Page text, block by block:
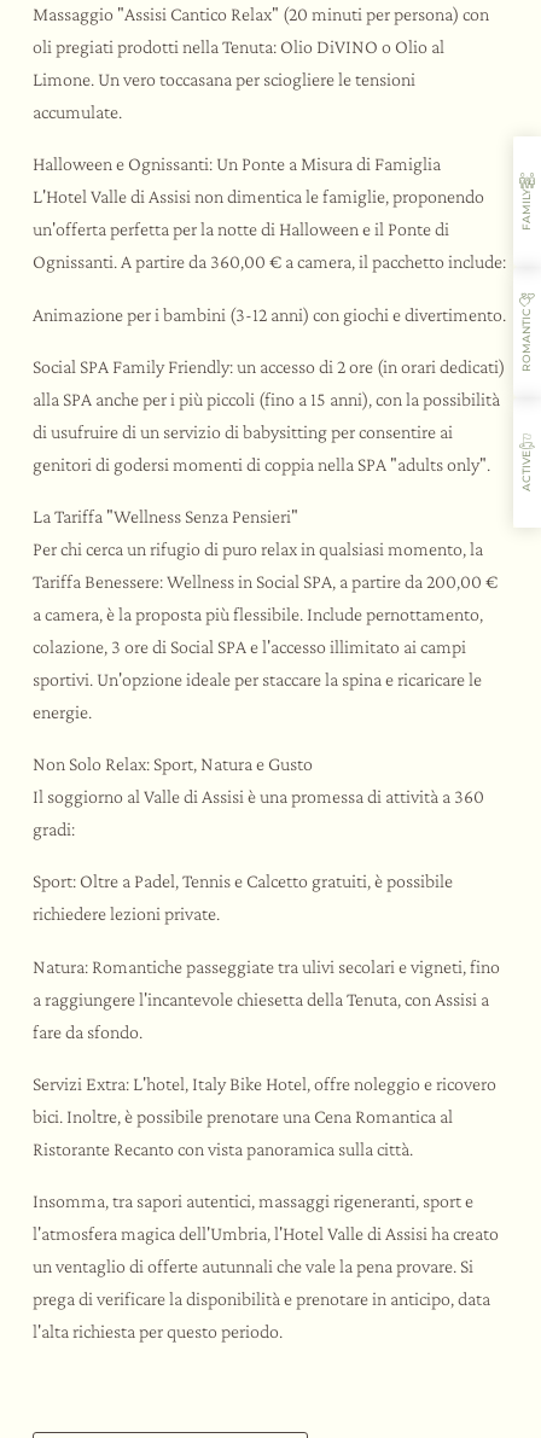
L’ospitalità
I sapori
Le attività
Il ristorante
Massaggio "Assisi Cantico Relax" (20 minuti per persona) con
oli pregiati prodotti nella Tenuta: Olio DiVINO o Olio al
Limone. Un vero toccasana per sciogliere le tensioni
accumulate.
Halloween e Ognissanti: Un Ponte a Misura di Famiglia
L'Hotel Valle di Assisi non dimentica le famiglie, proponendo
un'offerta perfetta per la notte di Halloween e il Ponte di
Ognissanti. A partire da 360,00 € a camera, il pacchetto include:
Animazione per i bambini (3-12 anni) con giochi e divertimento.
Social SPA Family Friendly: un accesso di 2 ore (in orari dedicati)
alla SPA anche per i più piccoli (fino a 15 anni), con la possibilità
di usufruire di un servizio di babysitting per consentire ai
genitori di godersi momenti di coppia nella SPA "adults only".
La Tariffa "Wellness Senza Pensieri"
Per chi cerca un rifugio di puro relax in qualsiasi momento, la
Tariffa Benessere: Wellness in Social SPA, a partire da 200,00 €
a camera, è la proposta più flessibile. Include pernottamento,
colazione, 3 ore di Social SPA e l'accesso illimitato ai campi
sportivi. Un'opzione ideale per staccare la spina e ricaricare le
energie.
Non Solo Relax: Sport, Natura e Gusto
Il soggiorno al Valle di Assisi è una promessa di attività a 360
gradi:
Sport: Oltre a Padel, Tennis e Calcetto gratuiti, è possibile
richiedere lezioni private.
Natura: Romantiche passeggiate tra ulivi secolari e vigneti, fino
a raggiungere l'incantevole chiesetta della Tenuta, con Assisi a
fare da sfondo.
Servizi Extra: L'hotel, Italy Bike Hotel, offre noleggio e ricovero
bici. Inoltre, è possibile prenotare una Cena Romantica al
Ristorante Recanto con vista panoramica sulla città.
Insomma, tra sapori autentici, massaggi rigeneranti, sport e
l'atmosfera magica dell'Umbria, l'Hotel Valle di Assisi ha creato
un ventaglio di offerte autunnali che vale la pena provare. Si
prega di verificare la disponibilità e prenotare in anticipo, data
l'alta richiesta per questo periodo.
FAMILY
ROMANTIC
ACTIVE